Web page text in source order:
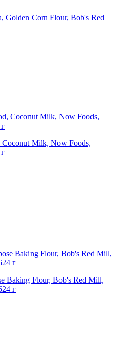
Golden Corn Flour, Bob's Red
Coconut Milk, Now Foods,
Baking Flour, Bob's Red Mill,
г